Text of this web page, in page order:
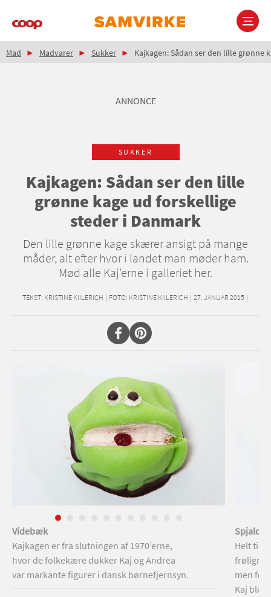
Main
Brødkrumme
Mad Madvarer Sukker Kajkagen: Sådan ser den lille grønne
ANNONCE
SUKKER
Kajkagen: Sådan ser den lille
grønne kage ud forskellige
steder i Danmark
Den lille grønne kage skærer ansigt på mange
måder, alt efter hvor i landet man møder ham.
Mød alle Kaj'erne i galleriet her.
TEKST: KRISTINE KIILERICH | FOTO: KRISTINE KIILERICH | 27. JANUAR 2015 |
Videbæk
Kajkagen er fra slutningen af 1970’erne,
hvor de folkekære dukker Kaj og Andrea
var markante figurer i dansk børnefjernsyn.
Spjald
Helt
men
Kaj blev